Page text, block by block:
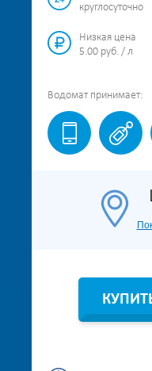
круглосуточно
Низкая цена
5.00 руб. / л
Водомат принимает: